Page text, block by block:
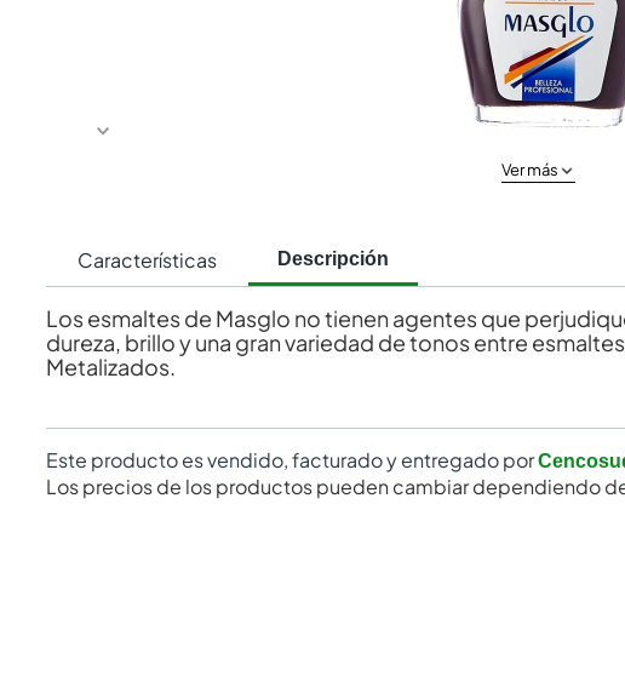
Ver más
Características Descripción
Los esmaltes de Masglo no tienen agentes que
dureza, brillo y una gran variedad de tonos entre
Metalizados.
Este producto es vendido, facturado y entregado por
Los precios de los productos pueden cambiar dependiendo